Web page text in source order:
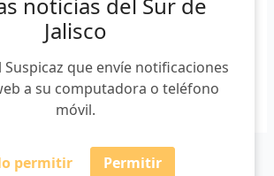
noticias del Sur de
Jalisco
Suspicaz que envíe notificaciones
a su computadora o teléfono
móvil.
permitir Permitir
Centro Universitario del Sur, tengo […]